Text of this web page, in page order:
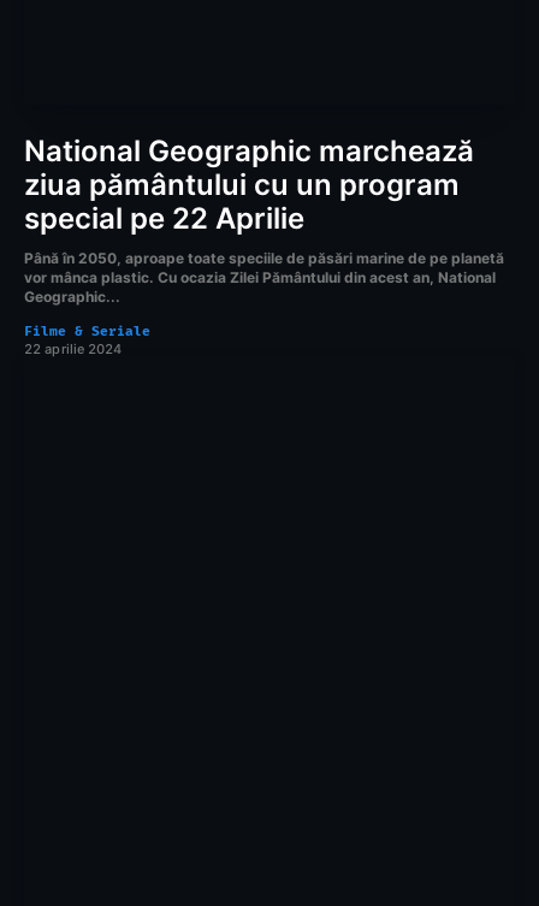
National Geographic marchează
ziua pământului cu un program
special pe 22 Aprilie
Până în 2050, aproape toate speciile de păsări marine de pe planetă
vor mânca plastic. Cu ocazia Zilei Pământului din acest an, National
Geographic...
Filme & Seriale
22 aprilie 2024